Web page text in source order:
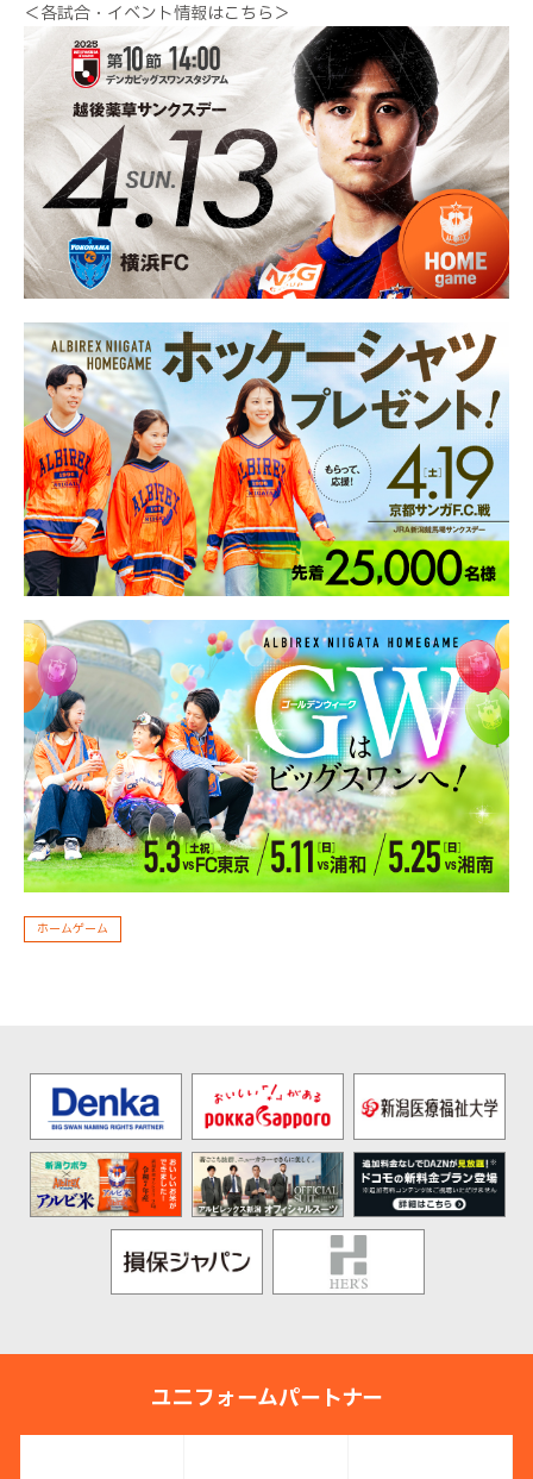
＜各試合・イベント情報はこちら＞
ホームゲーム
ユニフォームパートナー